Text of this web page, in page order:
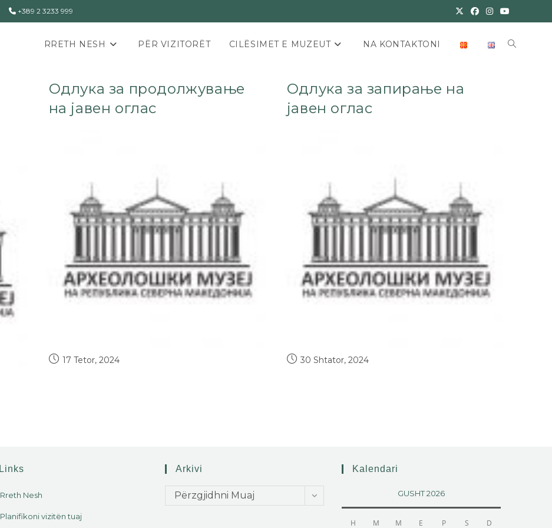
+389 2 3233 999
RRETH NESH PËR VIZITORËT CILËSIMET E MUZEUT NA KONTAKTONI
Одлука за продолжување
на јавен оглас
17 Tetor, 2024
Одлука за запирање на
јавен оглас
30 Shtator, 2024
Links
Rreth Nesh
Planifikoni vizitën tuaj
Arkivi
Përzgjidhni Muaj
Kalendari
GUSHT 2026
H M M E P S D